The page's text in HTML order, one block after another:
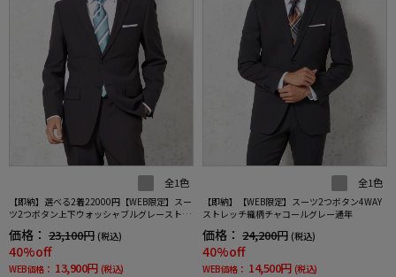
全1色
【即納】選べる2着22000円【WEB限定】スー
ツ2つボタン上下ウォッシャブルグレーストラ
価格： 23,100円 (税込)
40%off
WEB価格： 13,900円 (税込)
全1色
【即納】【WEB限定】スーツ2つボタン4WAY
ストレッチ織柄チャコールグレー通年
価格： 24,200円 (税込)
40%off
WEB価格： 14,500円 (税込)